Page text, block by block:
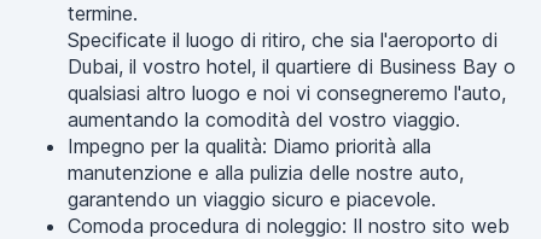
termine.
Specificate il luogo di ritiro, che sia l'aeroporto di
Dubai, il vostro hotel, il quartiere di Business Bay o
qualsiasi altro luogo e noi vi consegneremo l'auto,
aumentando la comodità del vostro viaggio.
Impegno per la qualità: Diamo priorità alla
manutenzione e alla pulizia delle nostre auto,
garantendo un viaggio sicuro e piacevole.
Comoda procedura di noleggio: Il nostro sito web